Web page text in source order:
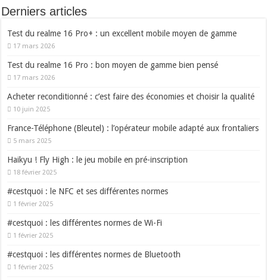
Derniers articles
Test du realme 16 Pro+ : un excellent mobile moyen de gamme
17 mars 2026
Test du realme 16 Pro : bon moyen de gamme bien pensé
17 mars 2026
Acheter reconditionné : c’est faire des économies et choisir la qualité
10 juin 2025
France-Téléphone (Bleutel) : l’opérateur mobile adapté aux frontaliers
5 mars 2025
Haikyu ! Fly High : le jeu mobile en pré-inscription
18 février 2025
#cestquoi : le NFC et ses différentes normes
1 février 2025
#cestquoi : les différentes normes de Wi-Fi
1 février 2025
#cestquoi : les différentes normes de Bluetooth
1 février 2025